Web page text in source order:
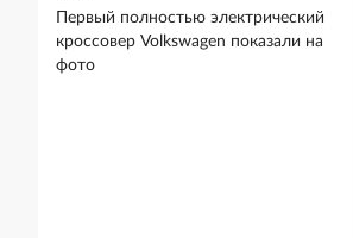
Первый полностью электрический
кроссовер Volkswagen показали на
фото